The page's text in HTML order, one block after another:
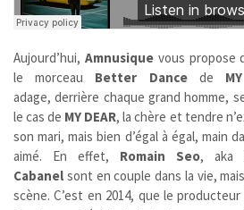
Aujourd’hui, Amnusiquevous propose
le morceau Better Dancede
adage, derrière chaque grand homme,
le cas de MY DEAR, la chère et tendre
son mari, mais bien d’égal à égal, main
aimé. En effet, Romain Seo, aka
Cabanel sont en couple dans la vie,
scène. C’est en 2014, que le